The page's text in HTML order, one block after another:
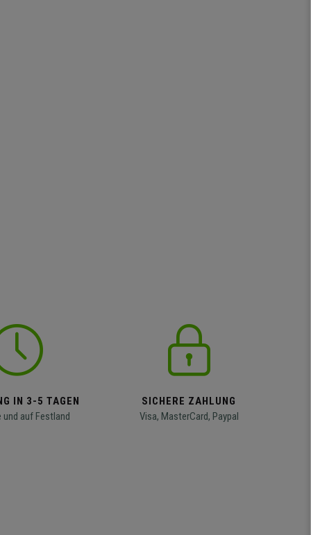
IN 3-5 TAGEN
und auf Festland
SICHERE ZAHLUNG
Visa, MasterCard, Paypal